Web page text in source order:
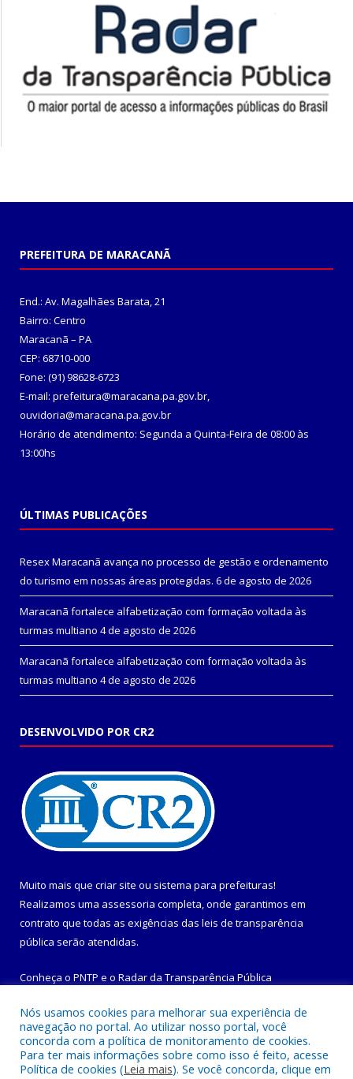
PREFEITURA DE MARACANÃ
End.: Av. Magalhães Barata, 21
Bairro: Centro
Maracanã – PA
CEP: 68710-000
Fone: (91) 98628-6723
E-mail: prefeitura@maracana.pa.gov.br,
ouvidoria@maracana.pa.gov.br
Horário de atendimento: Segunda a Quinta-Feira de 08:00 às
13:00hs
ÚLTIMAS PUBLICAÇÕES
Resex Maracanã avança no processo de gestão e ordenamento
do turismo em nossas áreas protegidas. 6 de agosto de 2026
Maracanã fortalece alfabetização com formação voltada às
turmas multiano 4 de agosto de 2026
Maracanã fortalece alfabetização com formação voltada às
turmas multiano 4 de agosto de 2026
DESENVOLVIDO POR CR2
Muito mais que criar site ou sistema para prefeituras!
Realizamos uma assessoria completa, onde garantimos em
contrato que todas as exigências das leis de transparência
pública serão atendidas.
Conheça o PNTP e o Radar da Transparência Pública
Todos os direitos reservados a Prefeitura Municipal de
Maracanã.
Nós usamos cookies para melhorar sua experiência de
navegação no portal. Ao utilizar nosso portal, você
concorda com a política de monitoramento de cookies.
Para ter mais informações sobre como isso é feito, acesse
Política de cookies (Leia mais). Se você concorda, clique em